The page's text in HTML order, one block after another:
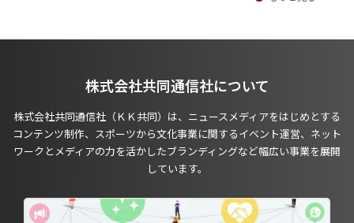
株式会社共同通信社について
株式会社共同通信社（ＫＫ共同）は、ニュースメディアをはじめとする
コンテンツ制作、スポーツから文化事業に関するイベント運営、ネット
ワークとメディアの力を活かしたブランディングなど幅広い事業を展開
しています。